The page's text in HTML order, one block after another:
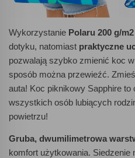
Wykorzystanie Polaru 200 g/m2
dotyku, natomiast praktyczne
pozwalają szybko zmienić koc
sposób można przewieźć.
auta! Koc piknikowy Sapphire
wszystkich osób lubiących
powietrzu!
Gruba, dwumilimetrowa
komfort użytkowania.